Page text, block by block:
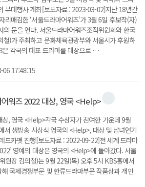
부대행사 개최[보도자료 : 2023-03-02]지난 18년간
리매김한 ‘서울드라마어워즈’가 3월 6일 후보작(자)
의 문을 연다. 서울드라마어워즈조직위원회와 한국
)가 주최하고 문화체육관광부와 서울시가 후원하
각국의 대표 드라마를 대상으로 …
06 17:48:15
워즈 2022 대상, 영국 <Help>
, 영국 <Help>각국 수상자가 참여한 가운데 9월
서 생방송 시상식 영국의 <Help>, 대상 및 남녀연기
드카펫 진행[보도자료 : 2022-09-22]전 세계 드라마
영예의 대상은 영국의 <Help>에 돌아갔다. 서울
원장 김의철)는 9월 22일(목) 오후 5시 KBS홀에서
국제경쟁부문 및 한류드라마부문 작품상과 개인